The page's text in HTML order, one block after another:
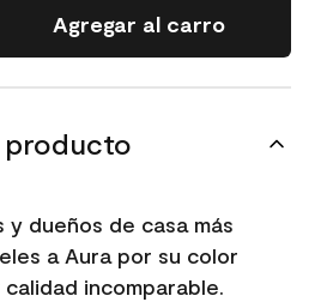
Agregar al carro
producto
y dueños de casa más
a Aura por su color
incomparable.